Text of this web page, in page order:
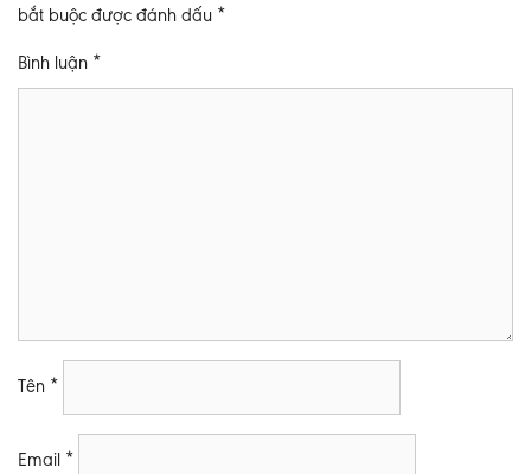
bắt buộc được đánh dấu *
Bình luận *
Tên *
Email *